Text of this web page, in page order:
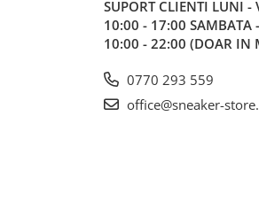
SUPORT CLIENTI LUNI -
10:00 - 17:00 SAMBATA
10:00 - 22:00 (DOAR IN
0770 293 559
office@sneaker-